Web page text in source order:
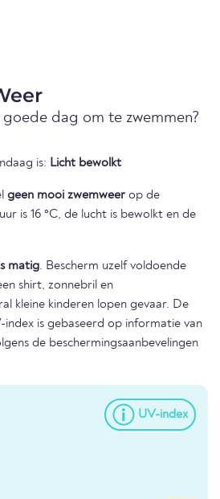
dag om te zwemmen?
is: Licht bewolkt
geen mooi zwemweer op de
is 16 °C, de lucht is bewolkt en de
matig. Bescherm uzelf voldoende
shirt, zonnebril en
kleine kinderen lopen gevaar. De
index is gebaseerd op informatie van
de beschermingsaanbevelingen
UV-index